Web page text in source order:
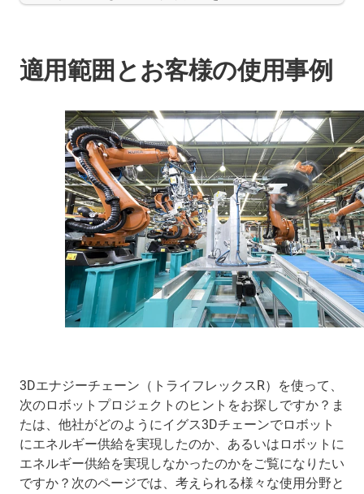
適用範囲とお客様の使用事例
3Dエナジーチェーン（トライフレックスR）を使って、
次のロボットプロジェクトのヒントをお探しですか？ま
たは、他社がどのようにイグス3Dチェーンでロボット
にエネルギー供給を実現したのか、あるいはロボットに
エネルギー供給を実現しなかったのかをご覧になりたい
ですか？次のページでは、考えられる様々な使用分野と